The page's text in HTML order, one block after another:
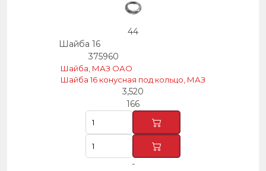
44
Шайба 16
375960
Шайба, МАЗ ОАО
Шайба 16 конусная под кольцо, МАЗ
3,520
166
-